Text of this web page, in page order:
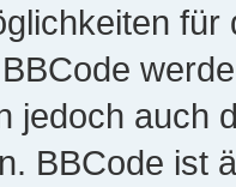
jedoch auch
BBCode ist